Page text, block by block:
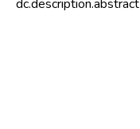
dc.description.abstract